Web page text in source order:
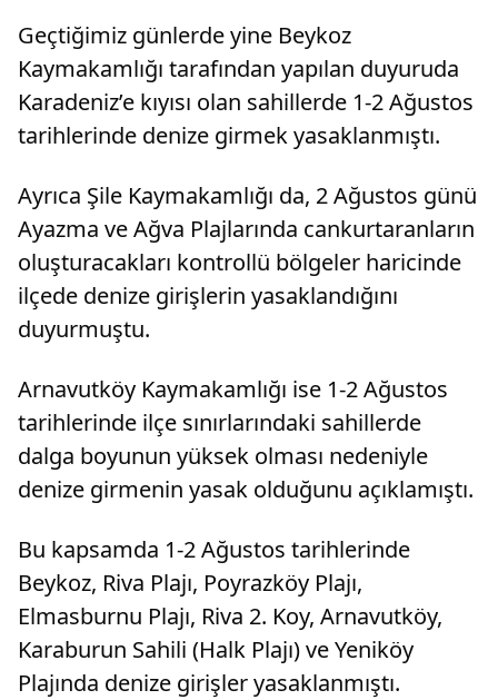
Geçtiğimiz günlerde yine Beykoz
Kaymakamlığı tarafından yapılan duyuruda
Karadeniz’e kıyısı olan sahillerde 1-2 Ağustos
tarihlerinde denize girmek yasaklanmıştı.
Ayrıca Şile Kaymakamlığı da, 2 Ağustos günü
Ayazma ve Ağva Plajlarında cankurtaranların
oluşturacakları kontrollü bölgeler haricinde
ilçede denize girişlerin yasaklandığını
duyurmuştu.
Arnavutköy Kaymakamlığı ise 1-2 Ağustos
tarihlerinde ilçe sınırlarındaki sahillerde
dalga boyunun yüksek olması nedeniyle
denize girmenin yasak olduğunu açıklamıştı.
Bu kapsamda 1-2 Ağustos tarihlerinde
Beykoz, Riva Plajı, Poyrazköy Plajı,
Elmasburnu Plajı, Riva 2. Koy, Arnavutköy,
Karaburun Sahili (Halk Plajı) ve Yeniköy
Plajında denize girişler yasaklanmıştı.